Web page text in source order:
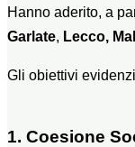
Hanno aderito, a
Garlate, Lecco,
Gli obiettivi
1. Coesione